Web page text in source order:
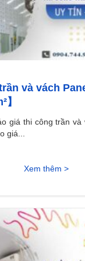
và vách
】
giá thi công trần và
giá...
Xem thêm >